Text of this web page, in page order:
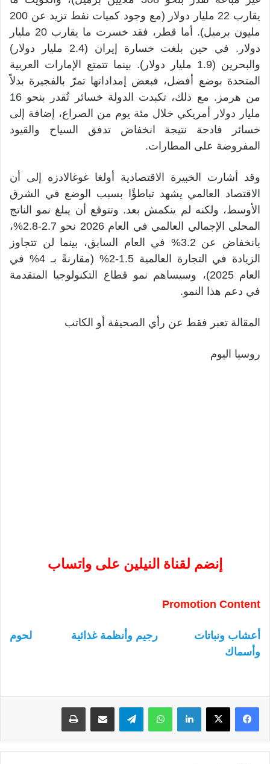
يقارب 22 مليار دولار (مع وجود كميات نفط تزيد عن 200
مليون برميل). أما قطر، فقد خسرت ما يقارب 20 مليار
دولار. في حين بلغت خسارة إيران (2.4 مليار دولار)
والبحرين (1.9 مليار دولار). بينما تتمتع الإمارات العربية
المتحدة بوضع أفضل، فبعض إمداداتها تمرّ بالفجيرة بدلاً
من هرمز. مع ذلك، تكبدت الدولة خسائر تُقدر بنحو 16
مليار دولار أمريكي خلال مئة يوم من الصراع، إضافة إلى
خسائر فادحة نتيجة انخفاض تدفق السياح والقيود
المفروضة على المطارات.
وقد أشارت الخبيرة الاقتصادية أولغا غوغالادزه إلى أن
الاقتصاد العالمي يشهد تباطؤًا بسبب الوضع في الشرق
الأوسط، ولكنه لم ينكمش بعد. وتتوقع أن يبلغ نمو الناتج
المحلي الإجمالي العالمي في العام 2026 نحو 2.7-2.8%،
بانخفاض عن 3.2% في العام السابق، بينما لن تتجاوز
الزيادة في التجارة العالمية 1.5-2% (مقارنةً بـ 4% في
العام 2025)، وسيساهم نمو قطاع التكنولوجيا المتقدمة
في دعم هذا النمو.
المقالة تعبر فقط عن رأي الصحيفة أو الكاتب
روسيا اليوم
إنضم لقناة النيلين على واتساب
Promotion Content
أعشاب ونباتات رجيم وأنظمة غذائية
لحوم
وأسماك
لينكدإن واتساب